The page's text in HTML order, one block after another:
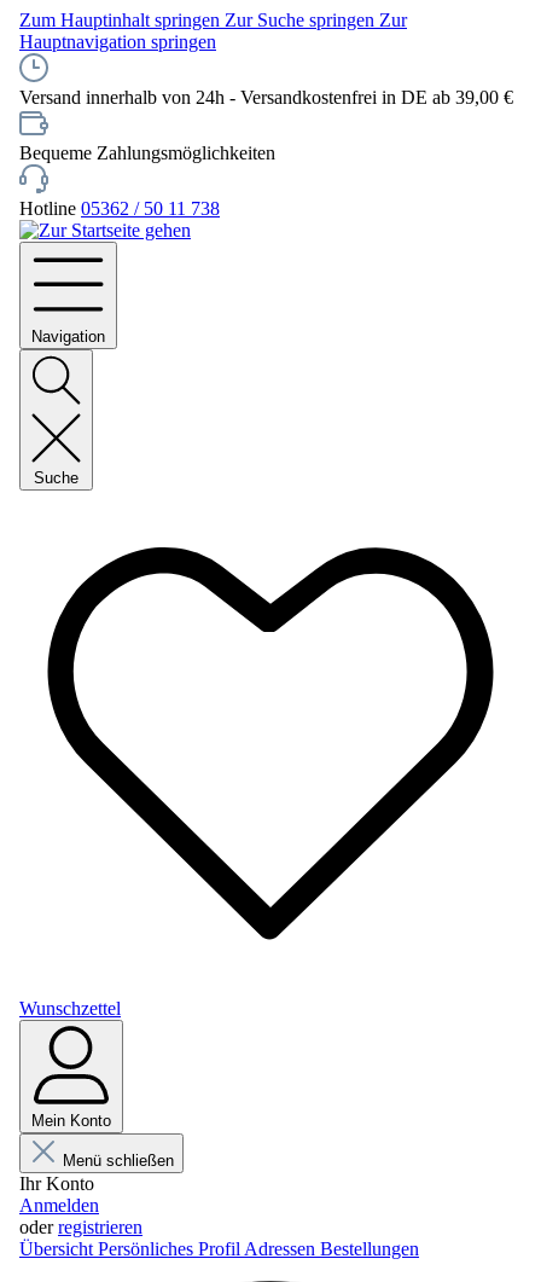
Zum Hauptinhalt springen Zur Suche springen Zur
Hauptnavigation springen
Versand innerhalb von 24h - Versandkostenfrei in DE ab 39,00 €
Bequeme Zahlungsmöglichkeiten
Hotline 05362 / 50 11 738
Navigation
Suche
Wunschzettel
Mein Konto
Menü schließen
Ihr Konto
Anmelden
oderregistrieren
Übersicht Persönliches Profil Adressen Bestellungen